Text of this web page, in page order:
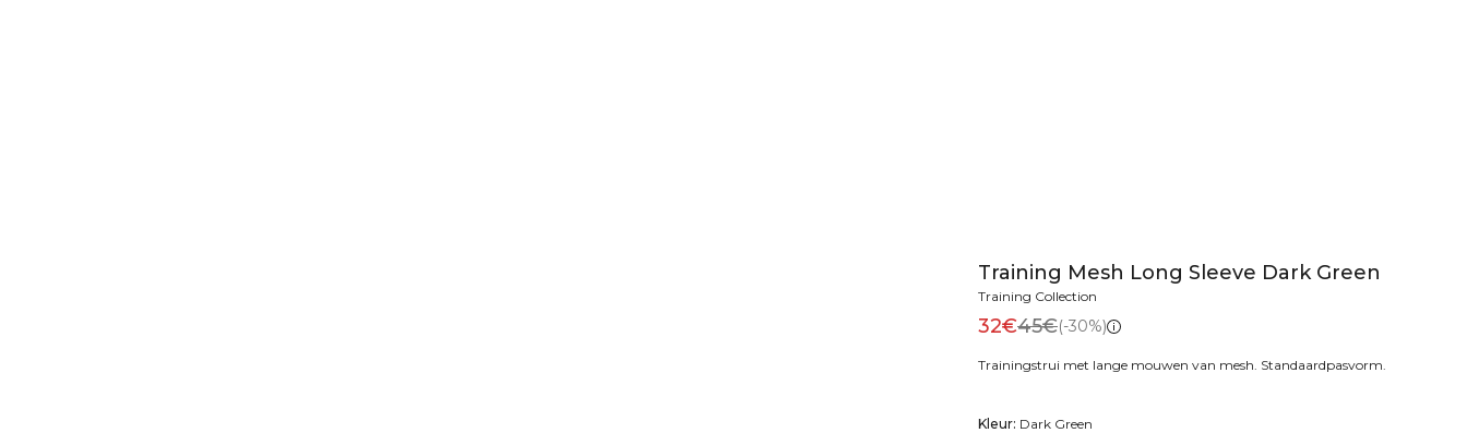
Training Mesh Long Sleeve Dark Green
Training Collection
32€45€(-30%)
Trainingstrui met lange mouwen van mesh. Standaardpasvorm.
Kleur: Dark Green